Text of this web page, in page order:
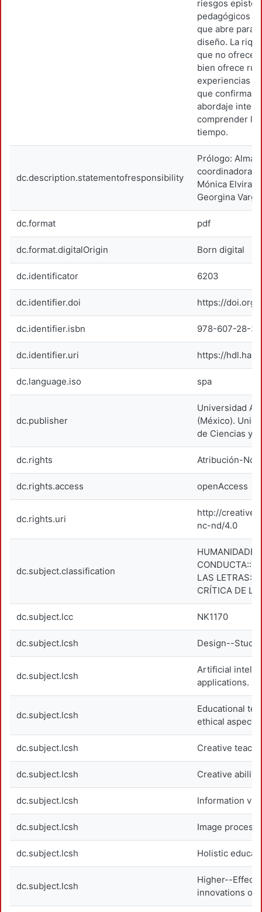
riesgos
pedagógicos y
que abre para
diseño. La
que no ofrece
bien ofrece
experiencias
que confirman
abordaje inter
comprender la
tiempo.
dc.description.statementofresponsibility
Prólogo: Alma
coordinadoras:
Mónica Elvira
Georgina
dc.format pdf
dc.format.digitalOrigin Born digital
dc.identificator 6203
dc.identifier.doi https://doi.org/
dc.identifier.isbn 978-607-28-
dc.identifier.uri https://
dc.language.iso spa
dc.publisher
Universidad
(México).
de Ciencias y
dc.rights Atribución-
dc.rights.access openAccess
dc.rights.uri
http://
nc-nd/4.0
dc.subject.classification
LAS
CRÍTICA DE
dc.subject.lcc NK1170
dc.subject.lcsh Design--Study
dc.subject.lcsh
Artificial
applications.
dc.subject.lcsh
Educational
ethical aspects.
dc.subject.lcsh Creative
dc.subject.lcsh Creative ability.
dc.subject.lcsh Information
dc.subject.lcsh Image
dc.subject.lcsh Holistic
dc.subject.lcsh
Higher--Effect
innovations on.